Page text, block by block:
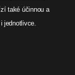
také účinnou a
jednotlivce.